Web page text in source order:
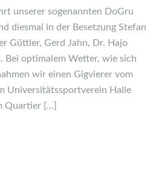
unserer sogenannten DoGru
diesmal in der Besetzung Stefan
Güttler, Gerd Jahn, Dr. Hajo
Bei optimalem Wetter, wie sich
wir einen Gigvierer vom
Universitätssportverein Halle
Quartier […]